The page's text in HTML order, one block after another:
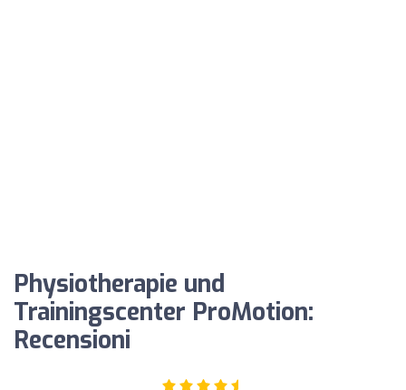
Physiotherapie und
Trainingscenter ProMotion:
Recensioni